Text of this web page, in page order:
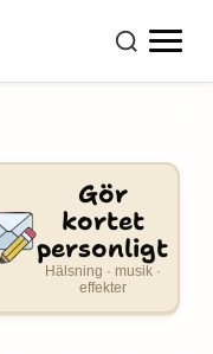
Gör
kortet
personligt
Hälsning · musik ·
effekter